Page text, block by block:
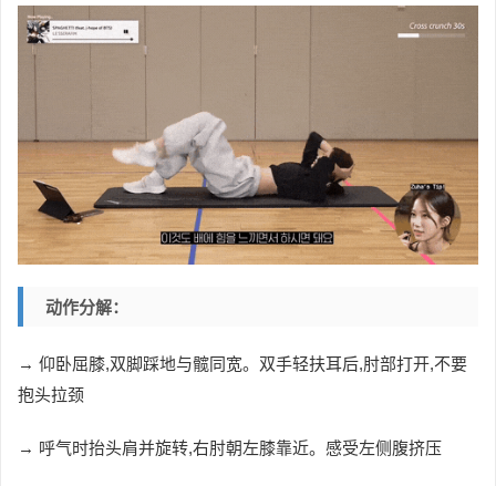
动作分解：
→ 仰卧屈膝,双脚踩地与髋同宽。双手轻扶耳后,肘部打开,不要
抱头拉颈
→ 呼气时抬头肩并旋转,右肘朝左膝靠近。感受左侧腹挤压